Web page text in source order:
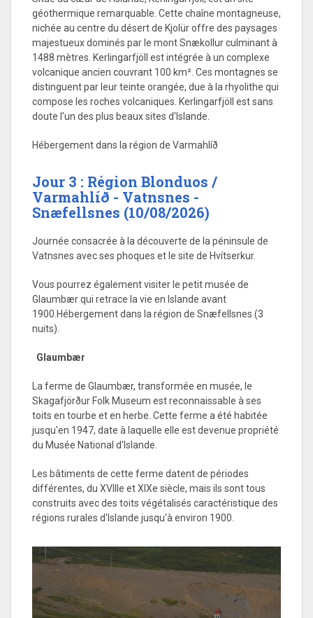
géothermique remarquable. Cette chaîne montagneuse,
nichée au centre du désert de Kjolür offre des paysages
majestueux dominés par le mont Snækollur culminant à
1488 mètres. Kerlingarfjöll est intégrée à un complexe
volcanique ancien couvrant 100 km². Ces montagnes se
distinguent par leur teinte orangée, due à la rhyolithe qui
compose les roches volcaniques. Kerlingarfjöll est sans
doute l'un des plus beaux sites d'Islande.
Hébergement dans la région de Varmahlíð
Jour 3 : Région Blonduos /
Varmahlíð - Vatnsnes -
Snæfellsnes (10/08/2026)
Journée consacrée à la découverte de la péninsule de
Vatnsnes avec ses phoques et le site de Hvítserkur.
Vous pourrez également visiter le petit musée de
Glaumbær qui retrace la vie en Islande avant
1900.Hébergement dans la région de Snæfellsnes (3
nuits).
Glaumbær
La ferme de Glaumbær, transformée en musée, le
Skagafjörður Folk Museum est reconnaissable à ses
toits en tourbe et en herbe. Cette ferme a été habitée
jusqu'en 1947, date à laquelle elle est devenue propriété
du Musée National d'Islande.
Les bâtiments de cette ferme datent de périodes
différentes, du XVIIIe et XIXe siècle, mais ils sont tous
construits avec des toits végétalisés caractéristique des
régions rurales d'Islande jusqu'à environ 1900.